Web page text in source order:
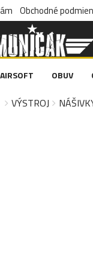
Obchodné
AIRSOFT OBUV
VÝSTROJ